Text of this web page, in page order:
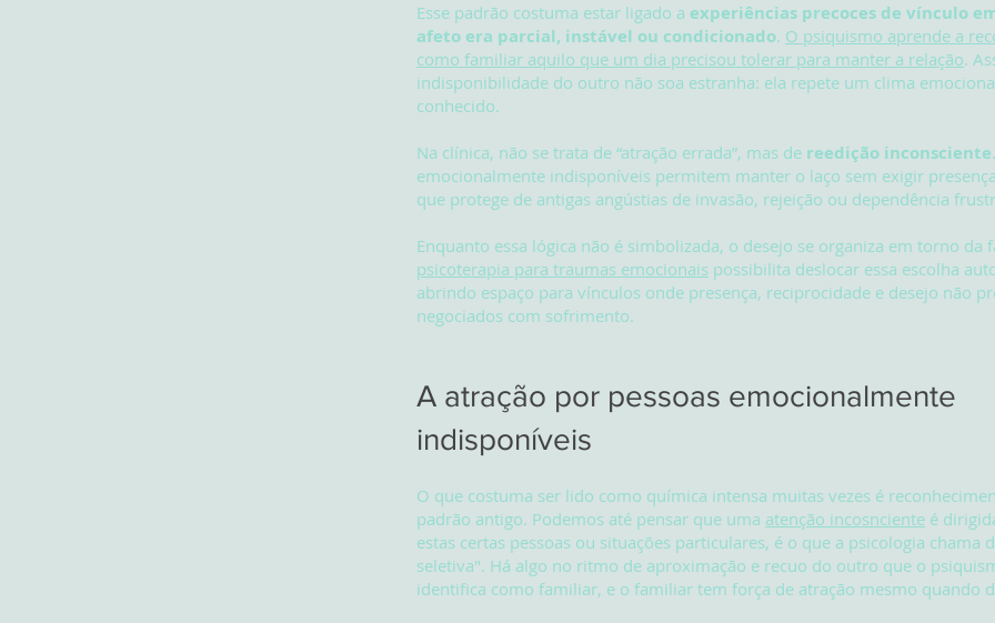
Esse padrão costuma estar ligado a experiências precoces de vínculo
afeto era parcial, instável ou condicionado. O psiquismo aprende a
como familiar aquilo que um dia precisou tolerar para manter a relação.
indisponibilidade do outro não soa estranha: ela repete um clima
conhecido.
Na clínica, não se trata de “atração errada”, mas de reedição inconsciente
emocionalmente indisponíveis permitem manter o laço sem exigir
que protege de antigas angústias de invasão, rejeição ou dependência
Enquanto essa lógica não é simbolizada, o desejo se organiza em torno da
psicoterapia para traumas emocionais possibilita deslocar essa escolha
abrindo espaço para vínculos onde presença, reciprocidade e desejo não
negociados com sofrimento.
A atração por pessoas emocionalmente
indisponíveis
O que costuma ser lido como química intensa muitas vezes é
padrão antigo. Podemos até pensar que uma atenção incosnciente é
estas certas pessoas ou situações particulares, é o que a psicologia chama
seletiva". Há algo no ritmo de aproximação e recuo do outro que o
identifica como familiar, e o familiar tem força de atração mesmo quando